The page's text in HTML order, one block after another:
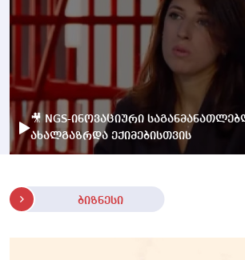
🎥 NGS-ინოვაციური
ახალგაზრდა ექიმებისთვის
ბიზნესი